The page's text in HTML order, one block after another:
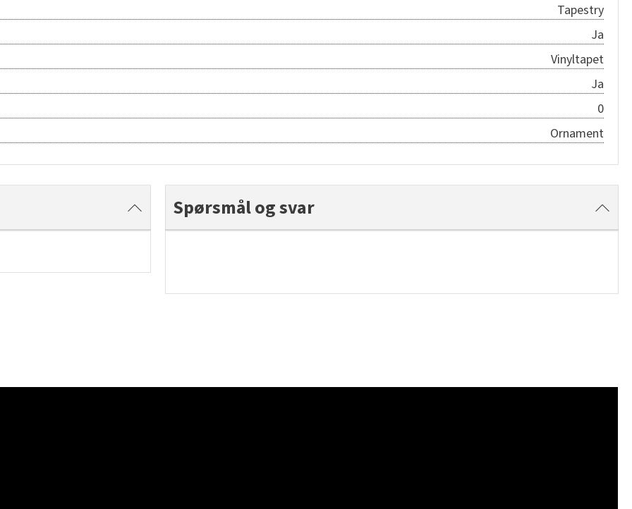
Tapestry
Ja
Vinyltapet
Ja
0
Ornament
Spørsmål og svar